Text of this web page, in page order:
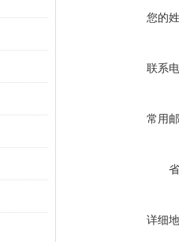
您的
联系
常用
详细